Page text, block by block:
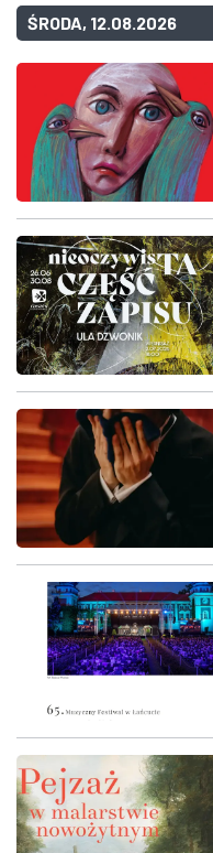
ŚRODA, 12.08.2026